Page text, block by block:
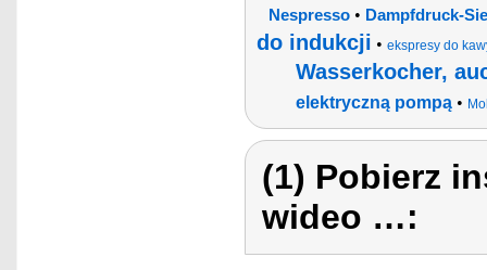
Nespresso• Dampfdruck-
do indukcji • ekspresy do
Wasserkocher,
elektryczną pompą•
(1) Pobierz
wideo …: